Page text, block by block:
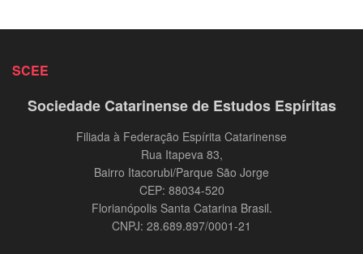
SCEE
Sociedade Catarinense de Estudos Espíritas
Filiada à Federação Espírita Catarinense
Rua Itapeva 83,
Bairro Itacorubi/Parque São Jorge
CEP: 88034-520
Florianópolis Santa Catarina Brasil.
CNPJ: 28.689.897/0001-21